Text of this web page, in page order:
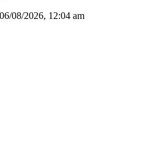
06/08/2026, 12:04 am